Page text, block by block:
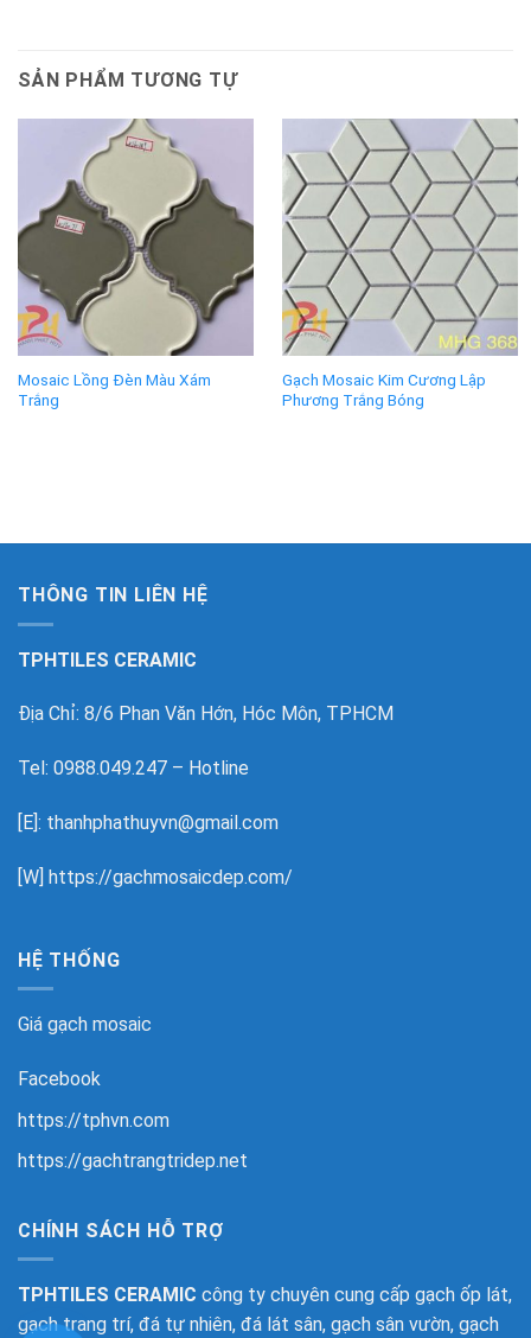
SẢN PHẨM TƯƠNG TỰ
Mosaic Lồng Đèn Màu Xám
Trắng
Gạch Mosaic Kim Cương Lập
Phương Trắng Bóng
THÔNG TIN LIÊN HỆ
TPHTILES CERAMIC
Địa Chỉ: 8/6 Phan Văn Hớn, Hóc Môn, TPHCM
Tel: 0988.049.247 – Hotline
[E]: thanhphathuyvn@gmail.com
[W] https://gachmosaicdep.com/
HỆ THỐNG
Giá gạch mosaic
Facebook
https://tphvn.com
https://gachtrangtridep.net
CHÍNH SÁCH HỖ TRỢ
TPHTILES CERAMIC công ty chuyên cung cấp gạch ốp lát,
gạch trang trí, đá tự nhiên, đá lát sân, gạch sân vườn, gạch